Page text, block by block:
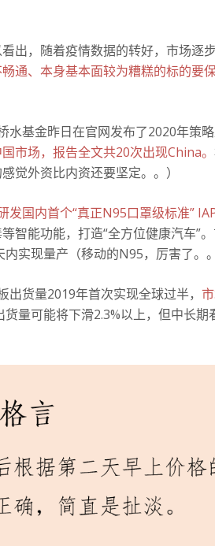
出，随着疫情数据的转好，市场逐
通、本身基本面较为糟糕的标的要保
基金昨日在官网发布了2020年策
市场，报告全文共20次出现China。
觉外资比内资还要坚定。 。 ）
发国内首个“真正N95口罩级标准”
智能功能，打造“全方位健康汽车”。
实现量产（移动的N95，厉害了。 。
货量2019年首次实现全球过半，
量可能将下滑2.3%以上，但中长